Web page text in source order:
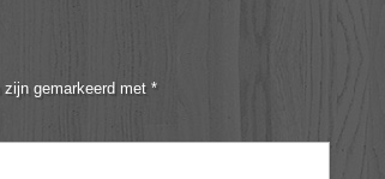
gemarkeerd met *